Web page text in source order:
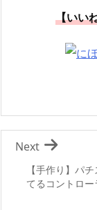
【いい
【手作り】パ
てるコントロ
Next